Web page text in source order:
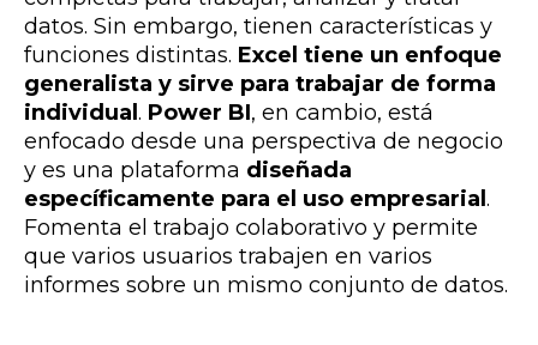
datos. Sin embargo, tienen características y
funciones distintas. Excel tiene un enfoque
generalista y sirve para trabajar de forma
individual . Power BI, en cambio, está
enfocado desde una perspectiva de negocio
y es una plataforma diseñada
específicamente para el uso empresarial .
Fomenta el trabajo colaborativo y permite
que varios usuarios trabajen en varios
informes sobre un mismo conjunto de datos.